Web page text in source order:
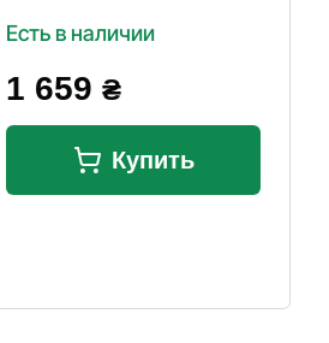
Есть в наличии
1 659 ₴
Купить